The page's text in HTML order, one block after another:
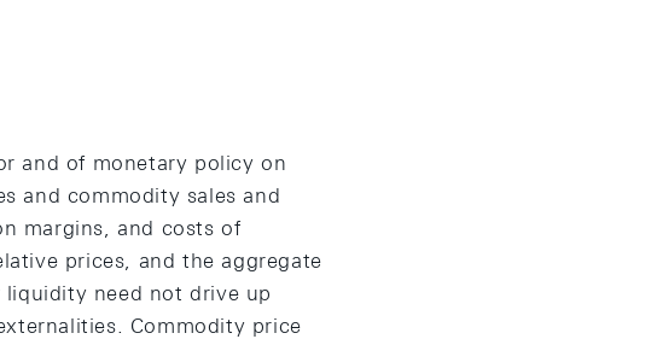
and of monetary policy on
and commodity sales and
margins, and costs of
prices, and the aggregate
need not drive up
Commodity price